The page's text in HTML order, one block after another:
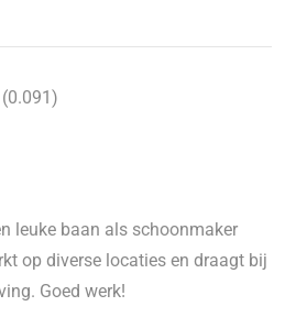
leuke baan als schoonmaker
op diverse locaties en draagt bij
Goed werk!